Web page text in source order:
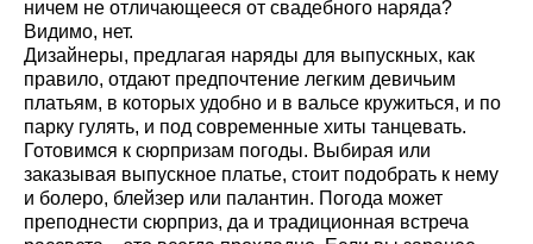
ничем не отличающееся от свадебного наряда?
Видимо, нет.
Дизайнеры, предлагая наряды для выпускных, как
правило, отдают предпочтение легким девичьим
платьям, в которых удобно и в вальсе кружиться, и по
парку гулять, и под современные хиты танцевать.
Готовимся к сюрпризам погоды. Выбирая или
заказывая выпускное платье, стоит подобрать к нему
и болеро, блейзер или палантин. Погода может
преподнести сюрприз, да и традиционная встреча